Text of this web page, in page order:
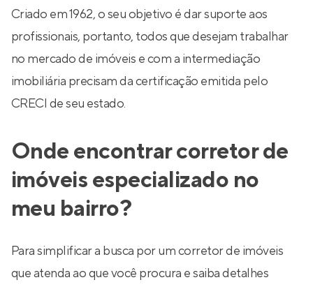
Criado em 1962, o seu objetivo é dar suporte aos
profissionais, portanto, todos que desejam trabalhar
no mercado de imóveis e com a intermediação
imobiliária precisam da certificação emitida pelo
CRECI de seu estado.
Onde encontrar corretor de
imóveis especializado no
meu bairro?
Para simplificar a busca por um corretor de imóveis
que atenda ao que você procura e saiba detalhes